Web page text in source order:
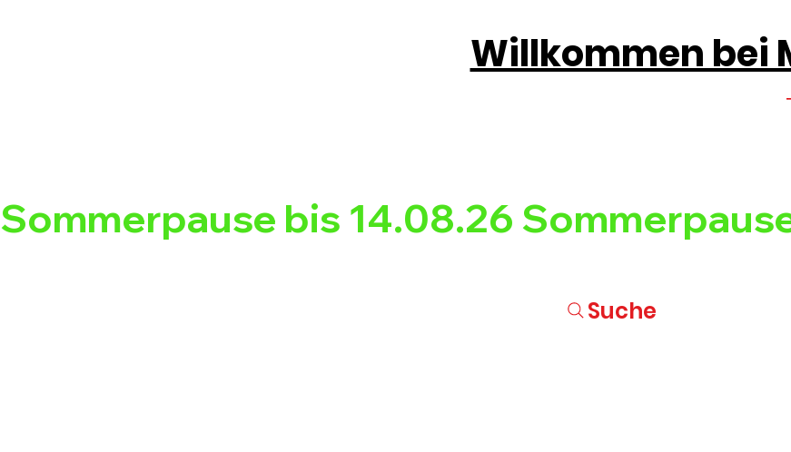
Willkommen bei
Sommerpause bis 14.08.26
Suche